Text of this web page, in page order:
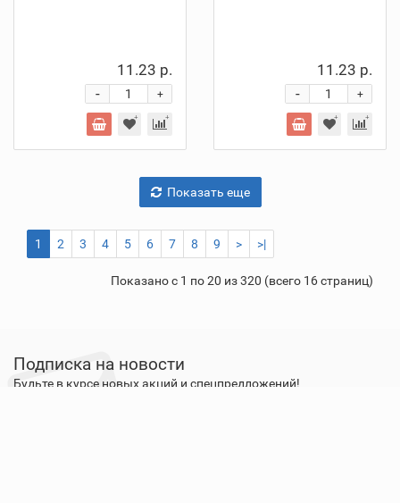
11.23 р.
+
-
11.23 р.
+
-
Показать еще
1 2 3 4 5 6 7 8 9 > >|
Показано с 1 по 20 из 320 (всего 16 страниц)
Подписка на новости
Будьте в курсе новых акций и спецпредложений!